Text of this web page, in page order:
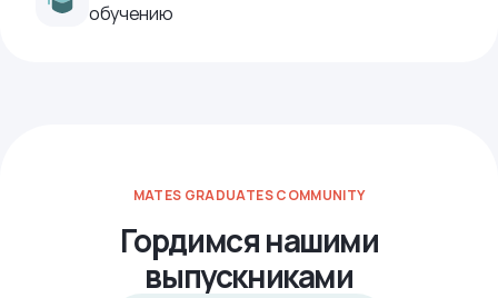
обучению
MATES GRADUATES COMMUNITY
Гордимся нашими
выпускниками